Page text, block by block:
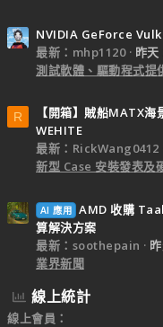
NVIDIA GeForce
最新：mhp1120
昨天
測試軟體、驅動程式提
R
【開箱】賊船MATX
WEHITE
最新：RickWang0412
新型 Case 安裝發表及
AI 應用 AMD 收購
算解決方案
最新：soothepain
業界新聞
線上統計
線上會員